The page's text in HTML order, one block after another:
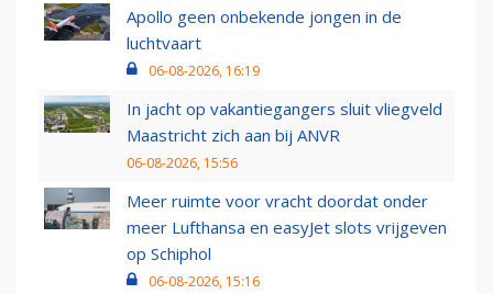
Apollo geen onbekende jongen in de
luchtvaart
06-08-2026, 16:19
In jacht op vakantiegangers sluit vliegveld
Maastricht zich aan bij ANVR
06-08-2026, 15:56
Meer ruimte voor vracht doordat onder
meer Lufthansa en easyJet slots vrijgeven
op Schiphol
06-08-2026, 15:16